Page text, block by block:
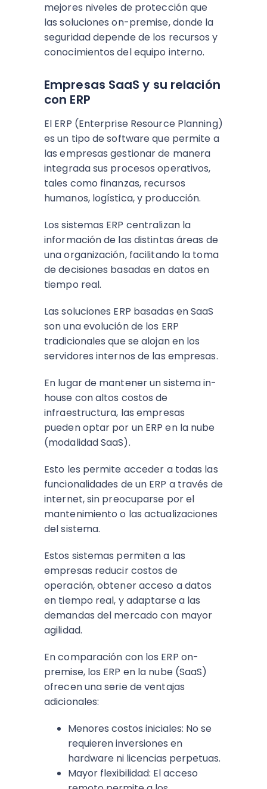
mejores niveles de protección que
las soluciones on-premise, donde la
seguridad depende de los recursos y
conocimientos del equipo interno.
Empresas SaaS y su relación
con ERP
El ERP (Enterprise Resource Planning)
es un tipo de software que permite a
las empresas gestionar de manera
integrada sus procesos operativos,
tales como finanzas, recursos
humanos, logística, y producción.
Los sistemas ERP centralizan la
información de las distintas áreas de
una organización, facilitando la toma
de decisiones basadas en datos en
tiempo real.
Las soluciones ERP basadas en SaaS
son una evolución de los ERP
tradicionales que se alojan en los
servidores internos de las empresas.
En lugar de mantener un sistema in-
house con altos costos de
infraestructura, las empresas
pueden optar por un ERP en la nube
(modalidad SaaS).
Esto les permite acceder a todas las
funcionalidades de un ERP a través de
internet, sin preocuparse por el
mantenimiento o las actualizaciones
del sistema.
Estos sistemas permiten a las
empresas reducir costos de
operación, obtener acceso a datos
en tiempo real, y adaptarse a las
demandas del mercado con mayor
agilidad.
En comparación con los ERP on-
premise, los ERP en la nube (SaaS)
ofrecen una serie de ventajas
adicionales:
Menores costos iniciales: No se
requieren inversiones en
hardware ni licencias perpetuas.
Mayor flexibilidad: El acceso